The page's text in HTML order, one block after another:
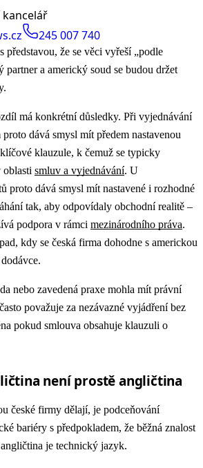
kancelář
245 007 740
představou, že se věci vyřeší „podle
partner a americký soud se budou držet
má konkrétní důsledky. Při vyjednávání
dává smysl mít předem nastavenou
klauzule, k čemuž se typicky
oblasti smluv a vyjednávání. U
proto dává smysl mít nastavené i rozhodné
tak, aby odpovídaly obchodní realitě –
podpora v rámci mezinárodního práva.
kdy se česká firma dohodne s americkou
nebo zavedená praxe mohla mít právní
považuje za nezávazné vyjádření bez
pokud smlouva obsahuje klauzuli o
není prostě angličtina
české firmy dělají, je podceňování
bariéry s předpokladem, že běžná znalost
je technický jazyk.